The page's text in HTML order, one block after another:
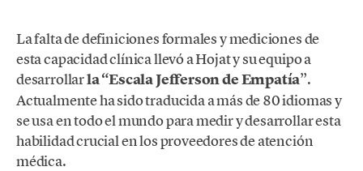
La falta de definiciones formales y mediciones de
esta capacidad clínica llevó a Hojat y su equipo a
desarrollarla “Escala Jefferson de Empatía”.
Actualmente ha sido traducida a más de 80 idiomas y
se usa en todo el mundo para medir y desarrollar esta
habilidad crucial en los proveedores de atención
médica.